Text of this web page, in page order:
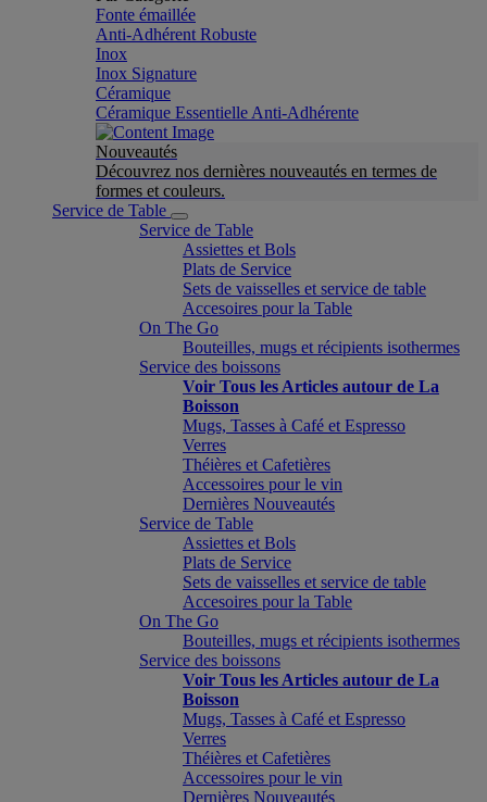
Fonte émaillée
Anti-Adhérent Robuste
Inox
Inox Signature
Céramique
Céramique Essentielle Anti-Adhérente
Nouveautés
Découvrez nos dernières nouveautés en termes de
formes et couleurs.
Service de Table
Service de Table
Assiettes et Bols
Plats de Service
Sets de vaisselles et service de table
Accesoires pour la Table
On The Go
Bouteilles, mugs et récipients isothermes
Service des boissons
Voir Tous les Articles autour de La
Boisson
Mugs, Tasses à Café et Espresso
Verres
Théières et Cafetières
Accessoires pour le vin
Dernières Nouveautés
Service de Table
Assiettes et Bols
Plats de Service
Sets de vaisselles et service de table
Accesoires pour la Table
On The Go
Bouteilles, mugs et récipients isothermes
Service des boissons
Voir Tous les Articles autour de La
Boisson
Mugs, Tasses à Café et Espresso
Verres
Théières et Cafetières
Accessoires pour le vin
Dernières Nouveautés